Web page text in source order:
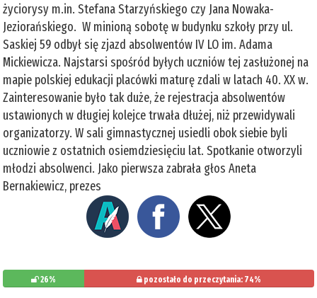
życiorysy m.in. Stefana Starzyńskiego czy Jana Nowaka-
Jeziorańskiego. W minioną sobotę w budynku szkoły przy ul.
Saskiej 59 odbył się zjazd absolwentów IV LO im. Adama
Mickiewicza. Najstarsi spośród byłych uczniów tej zasłużonej na
mapie polskiej edukacji placówki maturę zdali w latach 40. XX w.
Zainteresowanie było tak duże, że rejestracja absolwentów
ustawionych w długiej kolejce trwała dłużej, niż przewidywali
organizatorzy. W sali gimnastycznej usiedli obok siebie byli
uczniowie z ostatnich osiemdziesięciu lat. Spotkanie otworzyli
młodzi absolwenci. Jako pierwsza zabrała głos Aneta
Bernakiewicz, prezes
26% pozostało do przeczytania: 74%